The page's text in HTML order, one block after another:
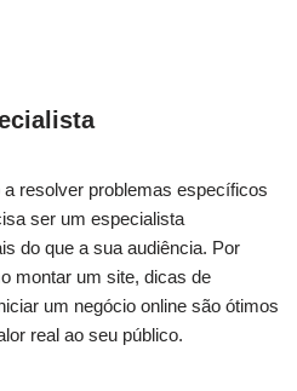
resolver problemas específicos
ser um especialista
do que a sua audiência. Por
montar um site, dicas de
um negócio online são ótimos
real ao seu público.